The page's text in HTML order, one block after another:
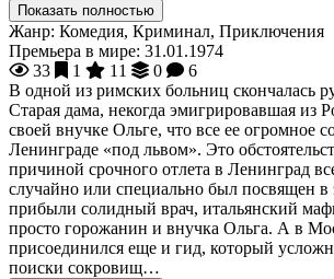
Показать полностью
Жанр: Комедия, Криминал, Приключения
Премьера в мире: 31.01.1974
33
1 11 0
6
В одной из римских больниц скончалась
Старая дама, некогда эмигрировавшая из
своей внучке Ольге, что все ее огромное
Ленинграде «под львом». Это
причиной срочного отлета в Ленинград
случайно или специально был посвящен
прибыли солидный врач, итальянский
просто горожанин и внучка Ольга. А в
присоединился еще и гид, который
поиски сокровищ…